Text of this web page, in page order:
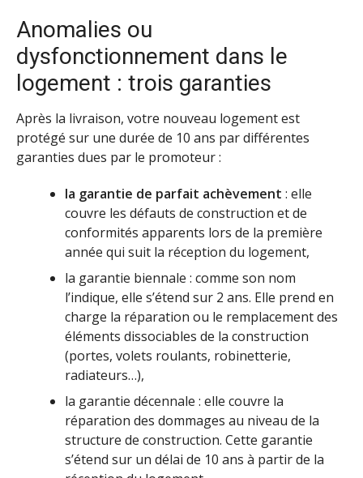
Anomalies ou
dysfonctionnement dans le
logement : trois garanties
Après la livraison, votre nouveau logement est
protégé sur une durée de 10 ans par différentes
garanties dues par le promoteur :
la garantie de parfait achèvement : elle
couvre les défauts de construction et de
conformités apparents lors de la première
année qui suit la réception du logement,
la garantie biennale : comme son nom
l’indique, elle s’étend sur 2 ans. Elle prend en
charge la réparation ou le remplacement des
éléments dissociables de la construction
(portes, volets roulants, robinetterie,
radiateurs…),
la garantie décennale : elle couvre la
réparation des dommages au niveau de la
structure de construction. Cette garantie
s’étend sur un délai de 10 ans à partir de la